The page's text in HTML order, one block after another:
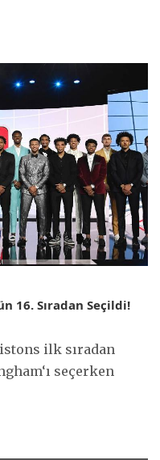
16. Sıradan Seçildi!
ilk sıradan
seçerken